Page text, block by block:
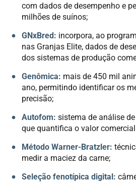
com dados de desempenho e
milhões de suínos;
GNxBred: incorpora, ao
nas Granjas Elite, dados de
dos sistemas de produção
Genômica: mais de 450 mil
ano, permitindo identificar os
precisão;
Autofom: sistema de análise
que quantifica o valor
Método Warner-Bratzler:
medir a maciez da carne;
Seleção fenotípica digital: